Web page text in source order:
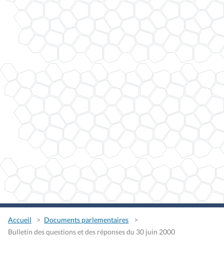
Accueil
Documents parlementaires
Bulletin des questions et des réponses du 30 juin 2000